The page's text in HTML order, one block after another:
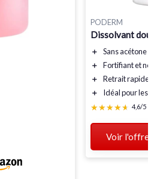
PODERM
Dissolvant
＋ Sans acétone
＋
Fortifiantet
＋
Retrait rapide
＋
Idéal pour les
★★★★★
★★★★★ 4,6/5
Voir l'offre